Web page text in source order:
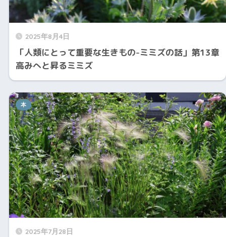
2025年8月4日
「人類にとって重要な生きもの-ミミズの話」第13章
高みへと昇るミミズ
2025年7月28日
本